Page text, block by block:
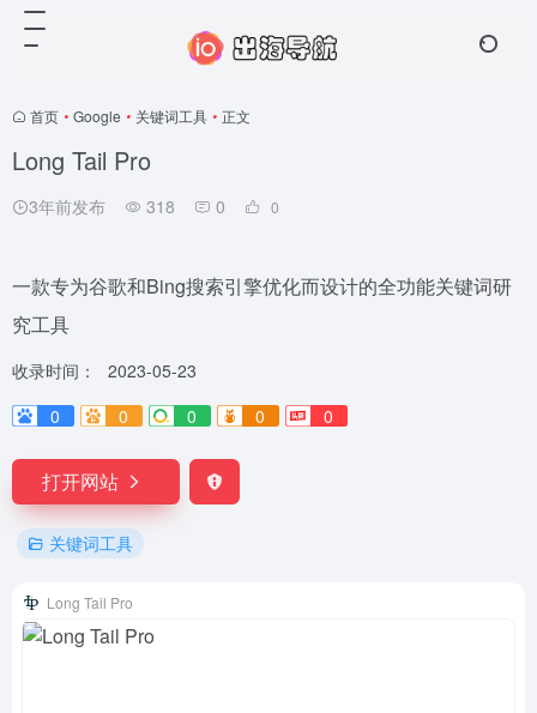
首页 • Google • 关键词工具 • 正文
Long Tail Pro
3年前发布 318 0 0
一款专为谷歌和Bing搜索引擎优化而设计的全功能关键词研
究工具
收录时间：
2023-05-23
0
0 0 0 0
打开网站
关键词工具
Long Tail Pro